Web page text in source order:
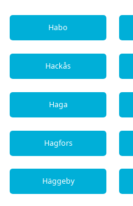
Habo
Hackås
Haga
Hagfors
Häggeby